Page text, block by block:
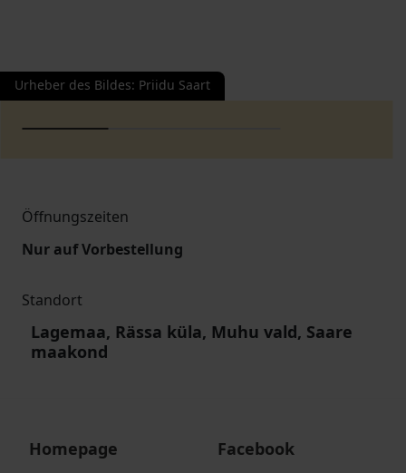
Urheber des Bildes: Priidu Saart
Öffnungszeiten
Nur auf Vorbestellung
Standort
Lagemaa, Rässa küla, Muhu vald, Saare
maakond
Homepage Facebook